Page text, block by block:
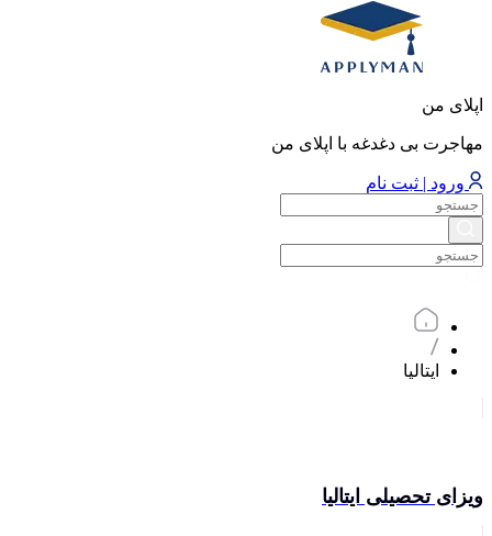
اپلای من
مهاجرت بی دغدغه با اپلای من
ورود | ثبت نام
ایتالیا
ویزای تحصیلی ایتالیا